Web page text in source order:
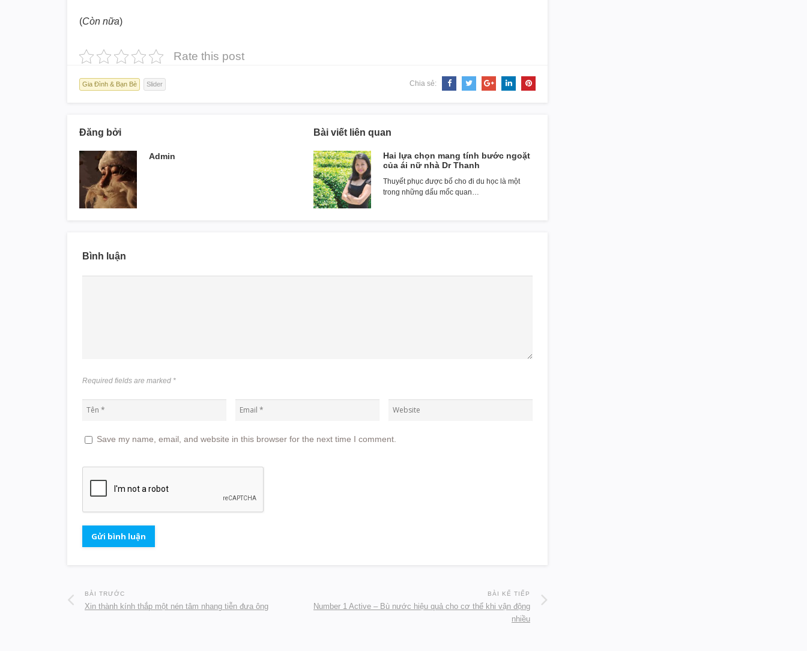
(Còn nữa)
Rate this post
Gia Đình & Bạn Bè Slider Chia sẻ:
Đăng bởi
Admin
Bài viết liên quan
Hai lựa chọn mang tính bước ngoặt
của ái nữ nhà Dr Thanh
Thuyết phục được bố cho đi du học là một
trong những dấu mốc quan…
Bình luận
Required fields are marked *
Save my name, email, and website in this browser for the next time I comment.
BÀI TRƯỚC
Xin thành kính thắp một nén tâm nhang tiễn đưa ông
BÀI KẾ TIẾP
Number 1 Active – Bù nước hiệu quả cho cơ thể khi vận động
nhiều